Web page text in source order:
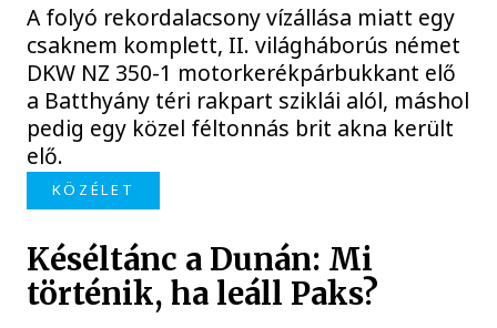
A folyó rekordalacsony vízállása miatt egy
csaknem komplett, II. világháborús német
DKW NZ 350-1 motorkerékpárbukkant elő
a Batthyány téri rakpart sziklái alól, máshol
pedig egy közel féltonnás brit akna került
elő.
KÖZÉLET
Késéltánc a Dunán: Mi
történik, ha leáll Paks?